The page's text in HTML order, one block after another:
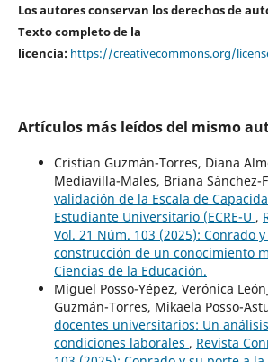
Los autores conservan los derechos de
Texto completo de la
licencia: https://creativecommons.org/
Artículos más leídos del mismo
Cristian Guzmán-Torres, Diana
Mediavilla-Males, Briana Sánchez-
validación de la Escala de
Estudiante Universitario (ECRE-U ,
Vol. 21 Núm. 103 (2025): Conrado
construcción de un conocimiento
Ciencias de la Educación.
Miguel Posso-Yépez, Verónica
Guzmán-Torres, Mikaela Posso-
docentes universitarios: Un
condiciones laborales , Revista